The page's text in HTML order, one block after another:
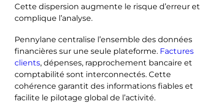
Cette dispersion augmente le risque d’erreur et
complique l’analyse.
Pennylane centralise l’ensemble des données
financières sur une seule plateforme. Factures
clients, dépenses, rapprochement bancaire et
comptabilité sont interconnectés. Cette
cohérence garantit des informations fiables et
facilite le pilotage global de l’activité.